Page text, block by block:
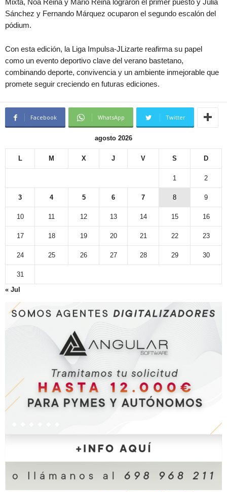
Sánchez y Fernando Márquez ocuparon el segundo escalón del
pódium.
Con esta edición, la Liga Impulsa-JLizarte reafirma su papel
como un evento deportivo clave del verano bastetano,
combinando deporte, convivencia y un ambiente inmejorable que
promete seguir creciendo en futuras ediciones.
Facebook WhatsApp Twitter
agosto 2026
L M X J V S D
1 2
3 4 5 6 7 8 9
10 11 12 13 14 15 16
17 18 19 20 21 22 23
24 25 26 27 28 29 30
31
« Jul